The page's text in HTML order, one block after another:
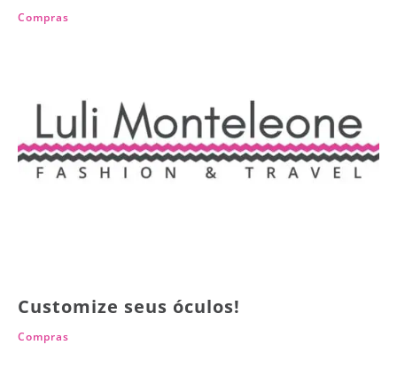
Compras
Customize seus óculos!
Compras